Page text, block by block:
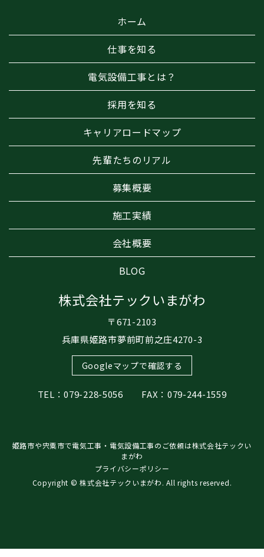
ホーム
仕事を知る
電気設備工事とは？
採用を知る
キャリアロードマップ
先輩たちのリアル
募集概要
施工実績
会社概要
BLOG
株式会社テックいまがわ
〒671-2103
兵庫県姫路市夢前町前之庄4270-3
Googleマップで確認する
TEL：079-228-5056 FAX：079-244-1559
姫路市や宍粟市で電気工事・電気設備工事のご依頼は株式会社テックい
まがわ
プライバシーポリシー
Copyright © 株式会社テックいまがわ. All rights reserved.